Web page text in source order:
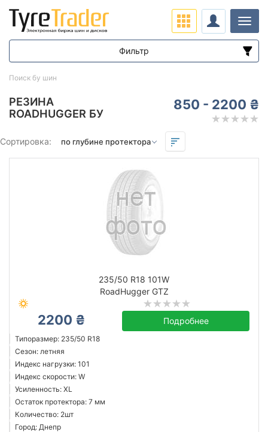
РЕЗИНА
ROADHUGGER БУ
850 - 2200 ₴
Сортировка:
235/50 R18 101W
RoadHugger GTZ
2200 ₴ Подробнее
Типоразмер: 235/50 R18
Сезон: летняя
Индекс нагрузки: 101
Индекс скорости: W
Усиленность: XL
Остаток протектора: 7 мм
Количество: 2шт
Город: Днепр
Поиск бу шин
Фильтр
Диапазон цен
от
Остаток протектора в мм.
RoadHugger
Сбросить